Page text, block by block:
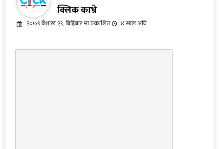
क्लिक काभ्रे
२०७९ बैशाख २९, बिहिबार मा प्रकाशित ४ साल अघि